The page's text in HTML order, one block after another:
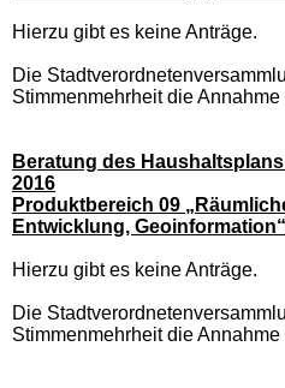
Hierzu gibt es keine Anträge.
Die
Stimmenmehrheit die
Beratung des
2016
Produktbereich 09
Entwicklung, Geoinformation“
Hierzu gibt es keine Anträge.
Die
Stimmenmehrheit die